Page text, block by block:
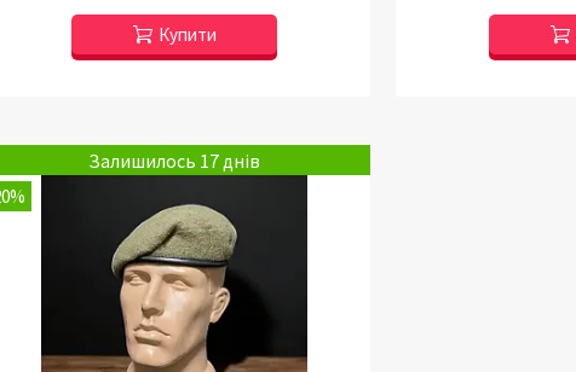
Купити
Залишилось 17 днів